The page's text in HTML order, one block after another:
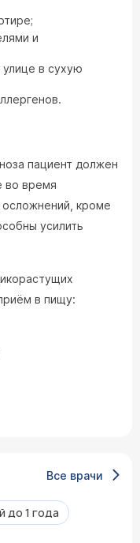
и
в сухую
пациент должен
во время
кроме
усилить
в пищу:
Все врачи
до 1 года